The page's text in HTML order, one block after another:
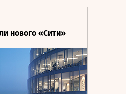
нового «Сити»